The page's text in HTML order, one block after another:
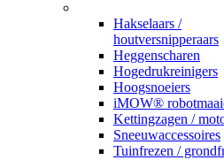
Hakselaars /
houtversnipperaars
Heggenscharen
Hogedrukreinigers
Hoogsnoeiers
iMOW®
Kettingzagen /
Sneeuwaccessoires
Tuinfrezen /